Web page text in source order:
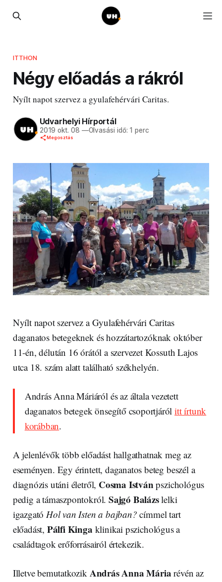
ITTHON
Négy előadás a rákról
Nyílt napot szervez a gyulafehérvári Caritas.
Udvarhelyi Hírportál
2019 okt. 08 —Olvasási idő: 1 perc
Megosztás
Nyílt napot szervez a Gyulafehérvári Caritas
daganatos betegeknek és hozzátartozóknak október
11-én, délután 16 órától a szervezet Kossuth Lajos
utca 18. szám alatt található székhelyén.
András Anna Máriáról és az általa vezetett
daganatos betegek önsegítő csoportjárólitt írtunk
korábban.
A jelenlévők több előadást hallgathatnak meg az
eseményen. Egy érintett, daganatos beteg beszél a
diagnózis utáni életről, Cosma Istvánpszichológus
pedig a támaszpontokról. Sajgó Balázslelki
igazgató Hol van Isten a bajban? címmel tart
előadást, Pálfi Kinga klinikai pszichológus a
családtagok erőforrásairól értekezik.
Illetve bemutatkozik András Anna Mária révén az